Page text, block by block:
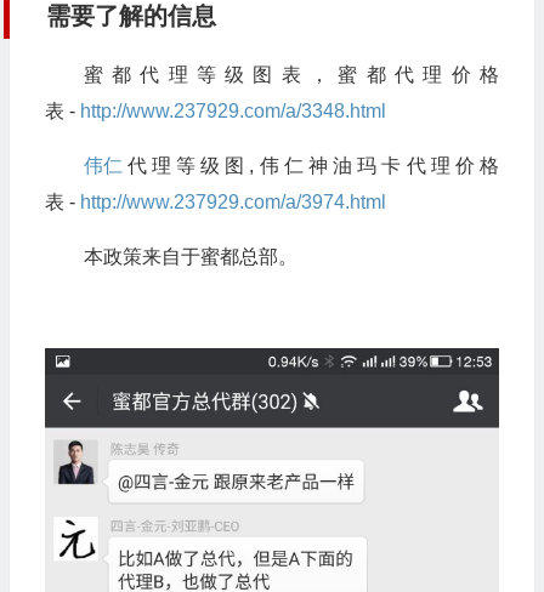
需要了解的信息
蜜都代理等级图表，蜜都代理价格
表 - http://www.237929.com/a/3348.html
伟仁 代理等级图,伟仁神油玛卡代理价格
表 - http://www.237929.com/a/3974.html
本政策来自于蜜都总部。